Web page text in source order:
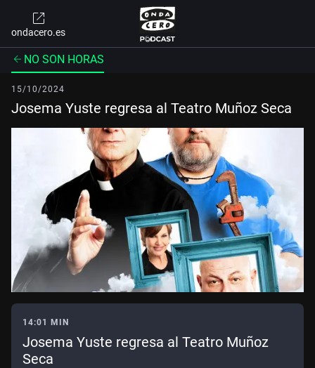
ondacero.es
NO SON HORAS
15/10/2024
Josema Yuste regresa al Teatro Muñoz Seca
14:01 MIN
Josema Yuste regresa al Teatro Muñoz
Seca